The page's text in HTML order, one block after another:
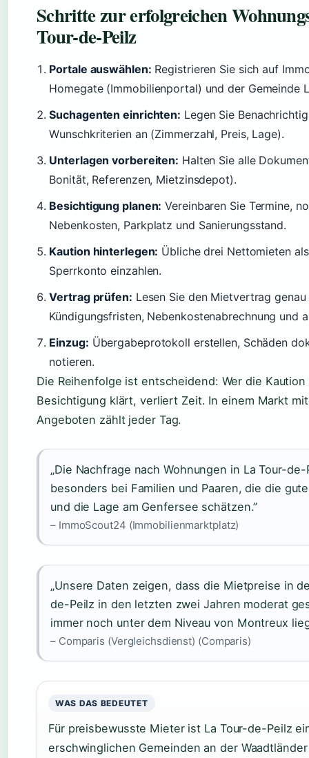
Schritte zur erfolgreichen
Tour-de-Peilz
Portale auswählen: Registrieren Sie sich auf
Homegate (Immobilienportal) und der Gemeinde
Suchagenten einrichten: Legen Sie
Wunschkriterien an (Zimmerzahl, Preis, Lage).
Unterlagen vorbereiten: Halten Sie alle
Bonität, Referenzen, Mietzinsdepot).
Besichtigung planen: Vereinbaren Sie Termine,
Nebenkosten, Parkplatz und Sanierungsstand.
Kaution hinterlegen: Übliche drei Nettomieten
Sperrkonto einzahlen.
Vertrag prüfen: Lesen Sie den Mietvertrag
Kündigungsfristen, Nebenkostenabrechnung und
Einzug: Übergabeprotokoll erstellen, Schäden
notieren.
Die Reihenfolge ist entscheidend: Wer die
Besichtigung klärt, verliert Zeit. In einem Markt
Angeboten zählt jeder Tag.
„Die Nachfrage nach Wohnungen in La Tour-
besonders bei Familien und Paaren, die die
und die Lage am Genfersee schätzen.”
– ImmoScout24 (Immobilienmarktplatz)
„Unsere Daten zeigen, dass die Mietpreise in
de-Peilz in den letzten zwei Jahren moderat
immer noch unter dem Niveau von Montreux
– Comparis (Vergleichsdienst) (Comparis)
WAS DAS BEDEUTET
Für preisbewusste Mieter ist La Tour-de-Peilz
erschwinglichen Gemeinden an der